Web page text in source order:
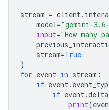
stream = client.
model="gemini-
input="How many
stream=True
)
for event in stream :
if event.
if event.delta
print(